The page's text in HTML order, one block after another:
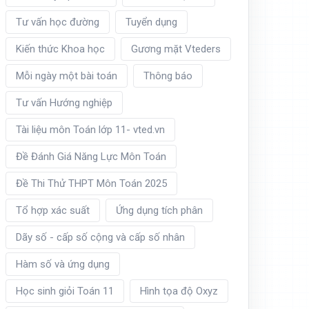
Tư vấn học đường Tuyển dụng
Kiến thức Khoa học Gương mặt Vteders
Mỗi ngày một bài toán Thông báo
Tư vấn Hướng nghiệp
Tài liệu môn Toán lớp 11- vted.vn
Đề Đánh Giá Năng Lực Môn Toán
Đề Thi Thử THPT Môn Toán 2025
Tổ hợp xác suất Ứng dụng tích phân
Dãy số - cấp số cộng và cấp số nhân
Hàm số và ứng dụng
Học sinh giỏi Toán 11 Hình tọa độ Oxyz